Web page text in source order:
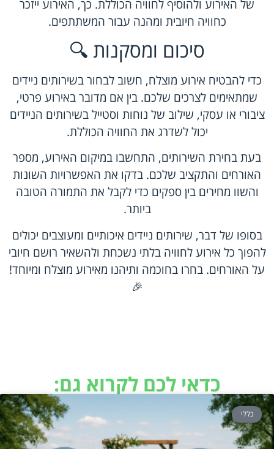
של האירוע ולהוסיף לחוויה הכוללת. כך, האירוע ייזכר
כחוויה חיובית ומהנה עבור המשתתפים.
סיכום ומסקנות 🔍
כדי להבטיח אירוע מוצלח, חשוב לבחור בשירותים ניידים
שמתאימים לצרכים שלכם. בין אם מדובר באירוע פרטי,
ציבורי או עסקי, שילוב של נוחות וסטייל בשירותים הניידים
יכול לשדרג את החוויה הכוללת.
בעת בחירת השירותים, התחשבו במיקום האירוע, מספר
האורחים והתקציב שלכם. בדקו את האפשרויות השונות
והשוו מחירים בין ספקים כדי לקבל את התמורה הטובה
ביותר.
בסופו של דבר, שירותים ניידים איכותיים ומעוצבים יכולים
להפוך כל אירוע לחוויה בלתי נשכחת ולהשאיר רושם חיובי
על האורחים. בחרו בחוכמה ותיהנו מאירוע מוצלח ומיוחד!
🎉
כדאי לכם לקרוא גם:
כללי